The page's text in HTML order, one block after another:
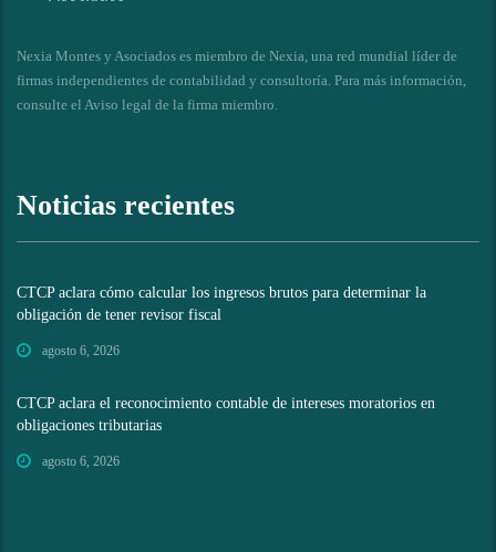
Nexia Montes y Asociados es miembro de Nexia, una red mundial líder de
firmas independientes de contabilidad y consultoría. Para más información,
consulte el Aviso legal de la firma miembro.
Noticias recientes
CTCP aclara cómo calcular los ingresos brutos para determinar la
obligación de tener revisor fiscal
agosto 6, 2026
CTCP aclara el reconocimiento contable de intereses moratorios en
obligaciones tributarias
agosto 6, 2026